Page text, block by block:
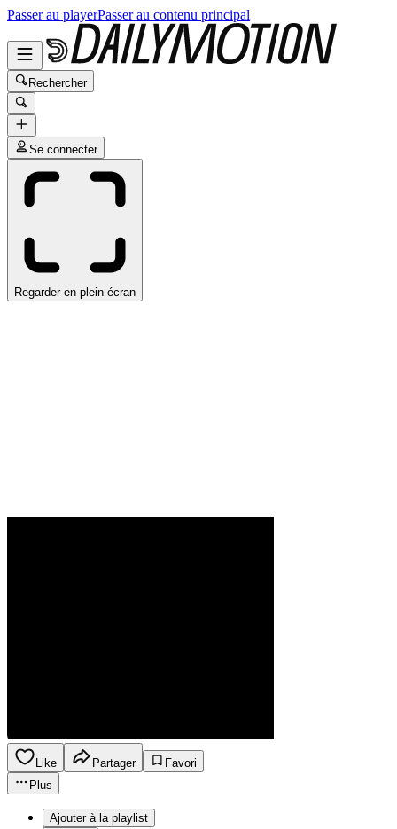
Passer au playerPasser au contenu principal
Rechercher
Se connecter
Regarder en plein écran
Like Partager
Favori
Plus
Ajouter à la playlist